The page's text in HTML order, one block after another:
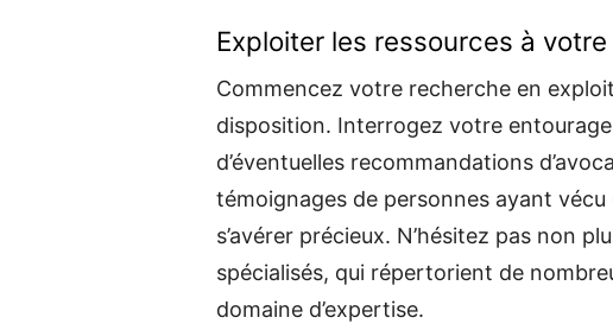
Exploiter les ressources à
Commencez votre recherche en
disposition. Interrogez votre
d’éventuelles recommandations
témoignages de personnes ayant
s’avérer précieux. N’hésitez pas non
spécialisés, qui répertorient de
domaine d’expertise.